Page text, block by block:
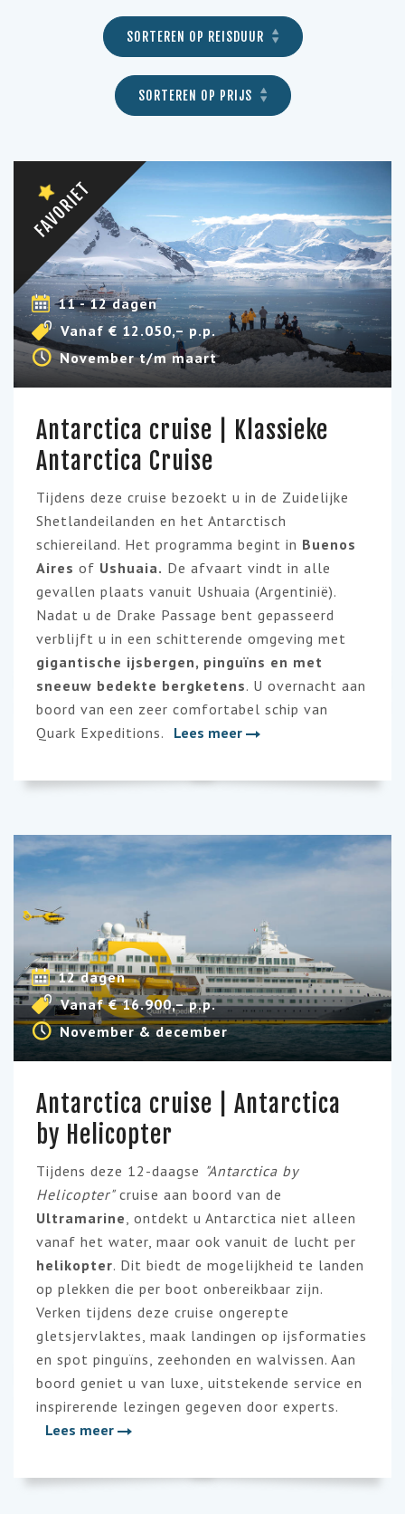
SORTEREN OP REISDUUR
SORTEREN OP PRIJS
FAVORIET
11 - 12 dagen
Vanaf € 12.050,– p.p.
November t/m maart
Antarctica cruise | Klassieke
Antarctica Cruise
Tijdens deze cruise bezoekt u in de Zuidelijke
Shetlandeilanden en het Antarctisch
schiereiland. Het programma begint in Buenos
Aires of Ushuaia. De afvaart vindt in alle
gevallen plaats vanuit Ushuaia (Argentinië).
Nadat u de Drake Passage bent gepasseerd
verblijft u in een schitterende omgeving met
gigantische ijsbergen, pinguïns en met
sneeuw bedekte bergketens. U overnacht aan
boord van een zeer comfortabel schip van
Quark Expeditions. Lees meer
12 dagen
Vanaf € 16.900,– p.p.
November & december
Antarctica cruise | Antarctica
by Helicopter
Tijdens deze 12-daagse "Antarctica by
Helicopter"cruise aan boord van de
Ultramarine, ontdekt u Antarctica niet alleen
vanaf het water, maar ook vanuit de lucht per
helikopter. Dit biedt de mogelijkheid te landen
op plekken die per boot onbereikbaar zijn.
Verken tijdens deze cruise ongerepte
gletsjervlaktes, maak landingen op ijsformaties
en spot pinguïns, zeehonden en walvissen. Aan
boord geniet u van luxe, uitstekende service en
inspirerende lezingen gegeven door experts.
Lees meer